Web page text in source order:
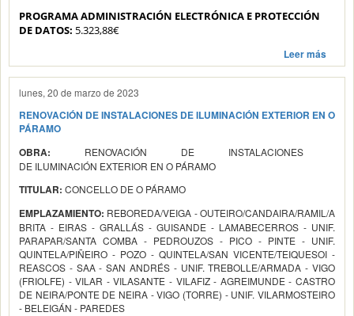
PROGRAMA ADMINISTRACIÓN ELECTRÓNICA E PROTECCIÓN
DE DATOS: 5.323,88€
Leer más
lunes, 20 de marzo de 2023
RENOVACIÓN DE INSTALACIONES DE ILUMINACIÓN EXTERIOR EN O
PÁRAMO
OBRA: RENOVACIÓN DE INSTALACIONES
DE ILUMINACIÓN EXTERIOR EN O PÁRAMO
TITULAR: CONCELLO DE O PÁRAMO
EMPLAZAMIENTO: REBOREDA/VEIGA - OUTEIRO/CANDAIRA/RAMIL/A
BRITA - EIRAS - GRALLÁS - GUISANDE - LAMABECERROS - UNIF.
PARAPAR/SANTA COMBA - PEDROUZOS - PICO - PINTE - UNIF.
QUINTELA/PIÑEIRO - POZO - QUINTELA/SAN VICENTE/TEIQUESOI -
REASCOS - SAA - SAN ANDRÉS - UNIF. TREBOLLE/ARMADA - VIGO
(FRIOLFE) - VILAR - VILASANTE - VILAFIZ - AGREIMUNDE - CASTRO
DE NEIRA/PONTE DE NEIRA - VIGO (TORRE) - UNIF. VILARMOSTEIRO
- BELEIGÁN - PAREDES